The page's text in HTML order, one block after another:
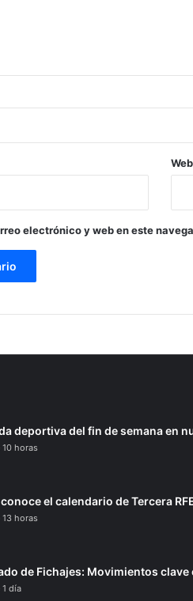
Web
electrónico y web en este
deportiva del fin de semana en
10 horas
conoce el calendario de Tercera
13 horas
de Fichajes: Movimientos
1 día